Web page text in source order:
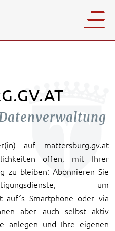
auf mattersburg.gv.at
offen, mit Ihrer
zu bleiben: Abonnieren Sie
um
auf´s Smartphone oder via
aber auch selbst aktiv
anlegen und Ihre eigenen